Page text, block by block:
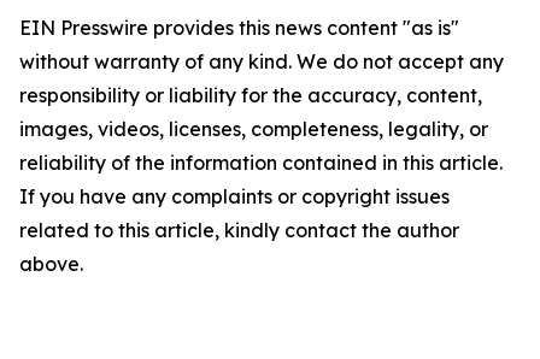
EIN Presswire provides this news content "as is"
without warranty of any kind. We do not accept any
responsibility or liability for the accuracy, content,
images, videos, licenses, completeness, legality, or
reliability of the information contained in this article.
If you have any complaints or copyright issues
related to this article, kindly contact the author
above.